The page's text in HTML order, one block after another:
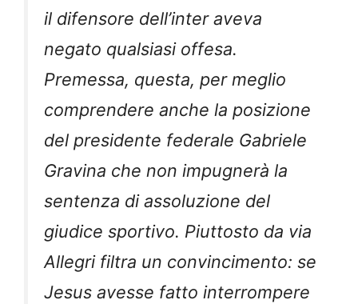
il difensore dell’inter aveva
negato qualsiasi offesa.
Premessa, questa, per meglio
comprendere anche la posizione
del presidente federale Gabriele
Gravina che non impugnerà la
sentenza di assoluzione del
giudice sportivo. Piuttosto da via
Allegri filtra un convincimento: se
Jesus avesse fatto interrompere